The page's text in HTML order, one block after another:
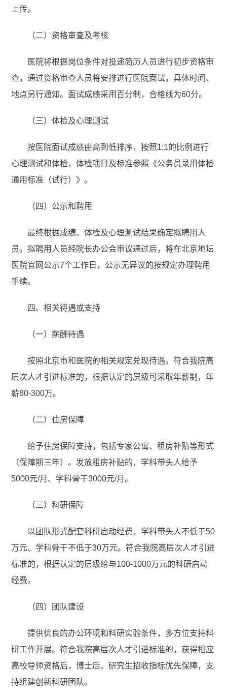
上传。
（二）资格审查及考核
医院将根据岗位条件对投递简历人员进行初步资格审
查，通过资格审查人员将安排进行医院面试，具体时间、
地点另行通知。面试成绩采用百分制，合格线为60分。
（三）体检及心理测试
按医院面试成绩由高到低排序，按照1:1的比例进行
心理测试和体检，体检项目及标准参照《公务员录用体检
通用标准（试行）》。
（四）公示和聘用
最终根据成绩、体检及心理测试结果确定拟聘用人
员。拟聘用人员经院长办公会审议通过后，将在北京地坛
医院官网公示7个工作日，公示无异议的按规定办理聘用
手续。
四、相关待遇或支持
（一）薪酬待遇
按照北京市和医院的相关规定兑现待遇。符合我院高
层次人才引进标准的，根据认定的层级可采取年薪制，年
薪80-300万。
（二）住房保障
给予住房保障支持，包括专家公寓、租房补贴等形式
（保障期三年）。发放租房补贴的，学科带头人给予
5000元/月、学科骨干3000元/月。
（三）科研保障
以团队形式配套科研启动经费，学科带头人不低于50
万元、学科骨干不低于30万元。符合我院高层次人才引进
标准的，根据认定的层级给与100-1000万元的科研启动
经费。
（四）团队建设
提供优良的办公环境和科研实验条件，多方位支持科
研工作开展。符合我院高层次人才引进标准的，获得相应
高校导师资格后，博士后、研究生招收指标优先保障，支
持组建创新科研团队。